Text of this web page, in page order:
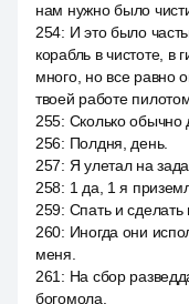
нам нужно было
254: И это было
корабль в чистоте, в
много, но все равно
твоей работе
255: Сколько обычно
256: Полдня, день.
257: Я улетал на
258: 1 да, 1 я
259: Спать и сделать
260: Иногда они
меня.
261 : На сбор
богомола.